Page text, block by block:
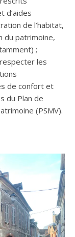
d’aides
de l’habitat,
du patrimoine,
;
les
de confort et
du Plan de
(PSMV).